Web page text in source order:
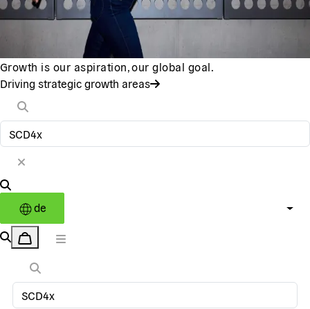
Growth is our aspiration, our global goal.
Driving strategic growth areas
de